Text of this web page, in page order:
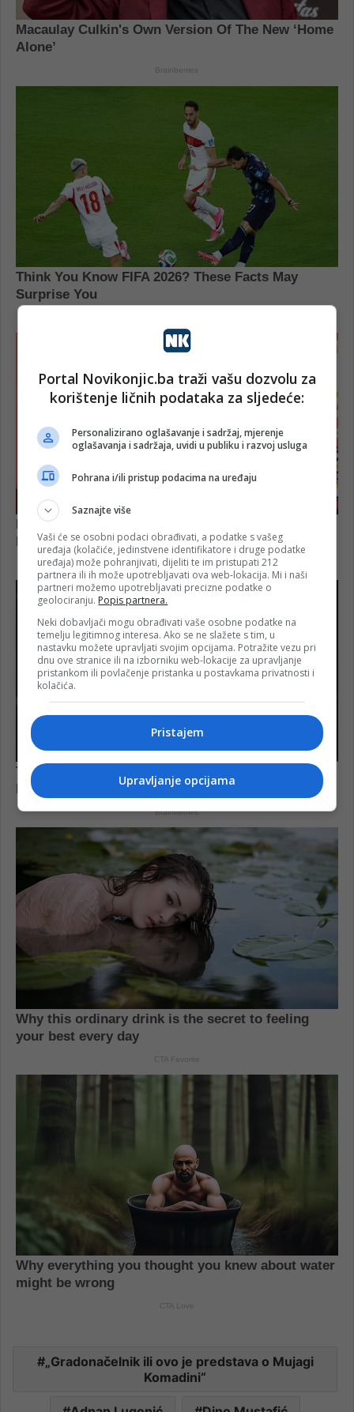
„Gradonačelnik ili ovo je predstava o Mujagi
Komadini“
Portal Novikonjic.ba traži vašu dozvolu za
korištenje ličnih podataka za sljedeće:
Personalizirano oglašavanje i sadržaj, mjerenje
oglašavanja i sadržaja, uvidi u publiku i razvoj usluga
Pohrana i/ili pristup podacima na uređaju
Saznajte više
Vaši će se osobni podaci obrađivati, a podatke s vašeg
uređaja (kolačiće, jedinstvene identifikatore i druge podatke
uređaja) može pohranjivati, dijeliti te im pristupati 212
partnera ili ih može upotrebljavati ova web-lokacija. Mi i naši
partneri možemo upotrebljavati precizne podatke o
geolociranju. Popis partnera.
Neki dobavljači mogu obrađivati vaše osobne podatke na
temelju legitimnog interesa. Ako se ne slažete s tim, u
nastavku možete upravljati svojim opcijama. Potražite vezu pri
dnu ove stranice ili na izborniku web-lokacije za upravljanje
pristankom ili povlačenje pristanka u postavkama privatnosti i
kolačića.
Pristajem
Upravljanje opcijama